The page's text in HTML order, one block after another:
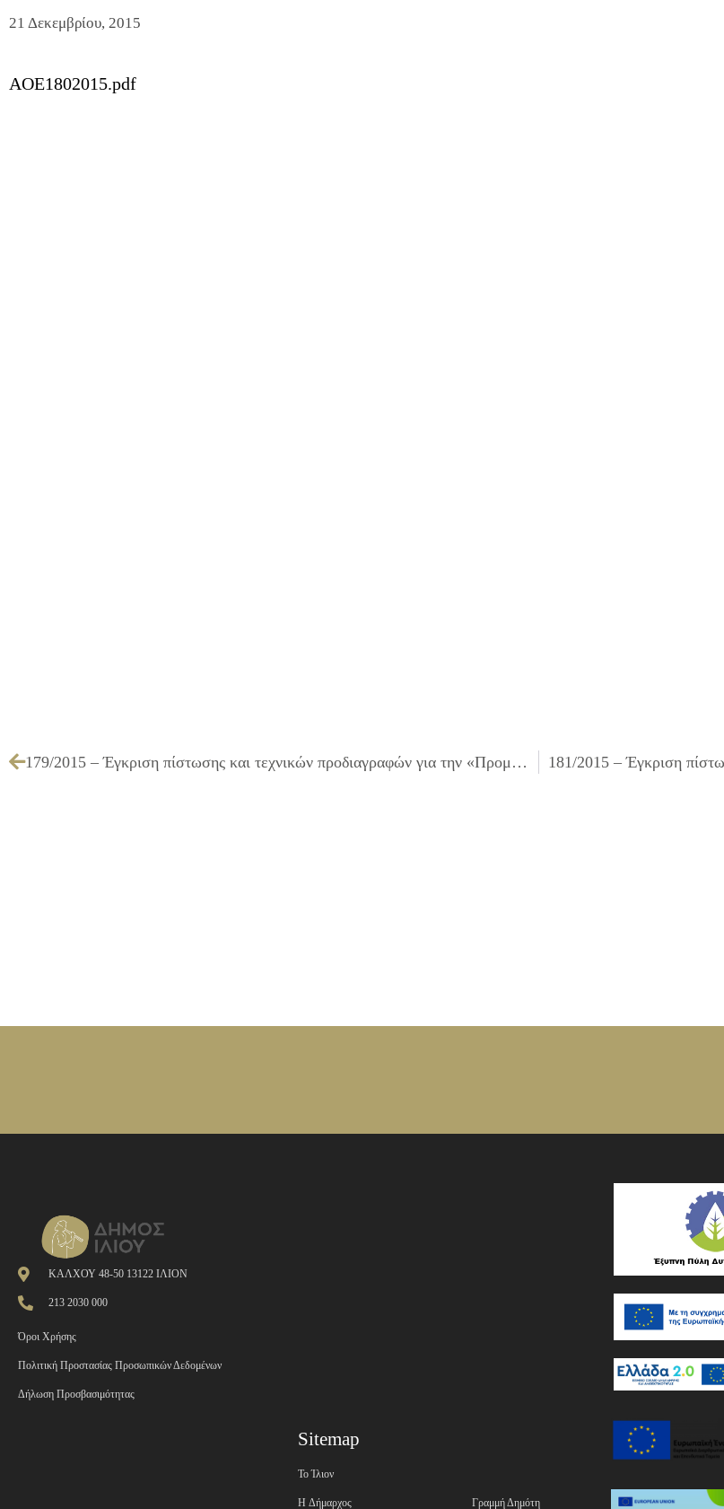
21 Δεκεμβρίου, 2015
AOE1802015.pdf
179/2015 – Έγκριση πίστωσης και τεχνικών προδιαγραφών για την «Προμήθεια σημάτων και υλικών για την προστασία και πρόληψη για την υγεία των εργαζομένων στα κτίρια του Δήμου»
ΚΑΛΧΟΥ 48-50 13122 ΙΛΙΟΝ
213 2030 000
Όροι Χρήσης
Πολιτική Προστασίας Προσωπικών Δεδομένων
Δήλωση Προσβασιμότητας
Sitemap
Το Ίλιον
H Δήμαρχος Γραμμή Δημότη